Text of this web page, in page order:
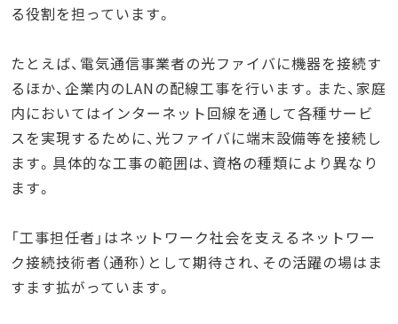
る役割を担っています。
たとえば、電気通信事業者の光ファイバに機器を接続す
るほか、企業内のLANの配線工事を行います。また、家庭
内においてはインターネット回線を通して各種サービ
スを実現するために、光ファイバに端末設備等を接続し
ます。具体的な工事の範囲は、資格の種類により異なり
ます。
「工事担任者」はネットワーク社会を支えるネットワー
ク接続技術者（通称）として期待され、その活躍の場はま
すます拡がっています。